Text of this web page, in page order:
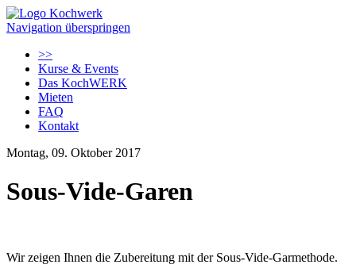
Navigation überspringen
>>
Kurse & Events
Das KochWERK
Mieten
FAQ
Kontakt
Montag, 09. Oktober 2017
Sous-Vide-Garen
Wir zeigen Ihnen die Zubereitung mit der Sous-Vide-Garmethode.